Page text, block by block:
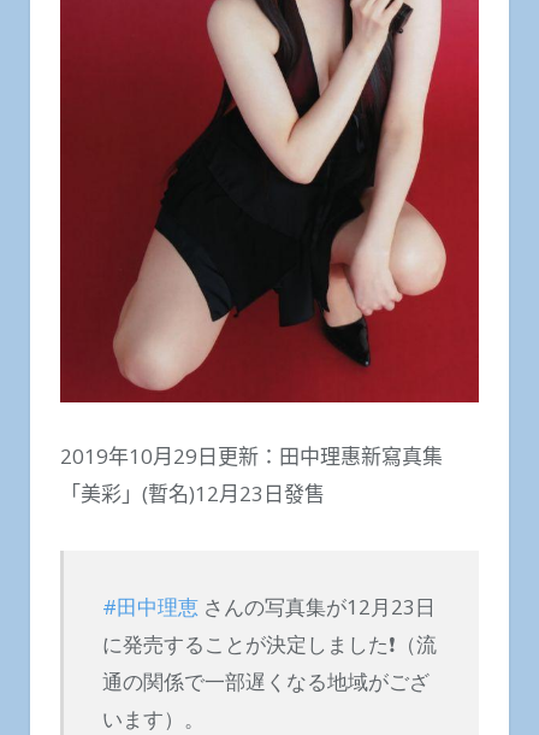
2019年10月29日更新：田中理惠新寫真集
「美彩」(暫名)12月23日發售
#田中理恵さんの写真集が12月23日
に発売することが決定しました❗️（流
通の関係で一部遅くなる地域がござ
います）。